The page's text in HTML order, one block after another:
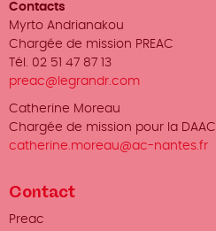
Contacts
Myrto Andrianakou
Chargée de mission PREAC
Tél. 02 51 47 87 13
preac@legrandr.com
Catherine Moreau
Chargée de mission pour la DAAC
catherine.moreau@ac-nantes.fr
Contact
Organisateur
Preac